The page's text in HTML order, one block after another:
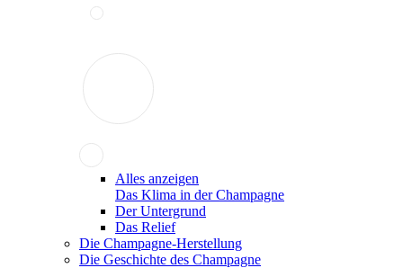
Alles anzeigen
Das Klima in der Champagne
Der Untergrund
Das Relief
Die Champagne-Herstellung
Die Geschichte des Champagne